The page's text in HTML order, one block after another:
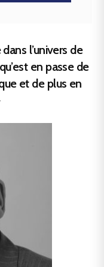
l’univers de
en passe de
et de plus en